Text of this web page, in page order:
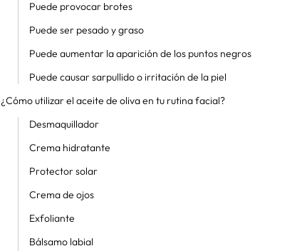
Puede provocar brotes
Puede ser pesado y graso
Puede aumentar la aparición de los puntos negros
Puede causar sarpullido o irritación de la piel
¿Cómo utilizar el aceite de oliva en tu rutina facial?
Desmaquillador
Crema hidratante
Protector solar
Crema de ojos
Exfoliante
Bálsamo labial